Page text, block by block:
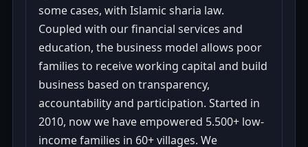
some cases, with Islamic sharia law.
Coupled with our financial services and
education, the business model allows poor
families to receive working capital and build
business based on transparency,
accountability and participation. Started in
2010, now we have empowered 5.500+ low-
income families in 60+ villages. We